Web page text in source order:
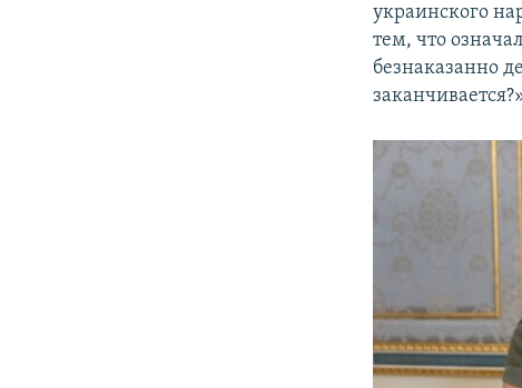
украинского
тем, что
безнаказанно